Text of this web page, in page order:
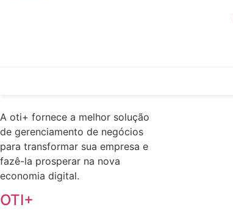
A oti+ fornece a melhor solução
de gerenciamento de negócios
para transformar sua empresa e
fazê-la prosperar na nova
economia digital.
OTI+